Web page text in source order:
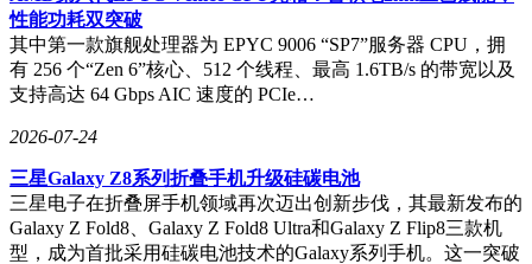
性能功耗双突破
其中第一款旗舰处理器为 EPYC 9006 “SP7”服务器 CPU，拥
有 256 个“Zen 6”核心、512 个线程、最高 1.6TB/s 的带宽以及
支持高达 64 Gbps AIC 速度的 PCIe…
2026-07-24
三星Galaxy Z8系列折叠手机升级硅碳电池
三星电子在折叠屏手机领域再次迈出创新步伐，其最新发布的
Galaxy Z Fold8、Galaxy Z Fold8 Ultra和Galaxy Z Flip8三款机
型，成为首批采用硅碳电池技术的Galaxy系列手机。这一突破